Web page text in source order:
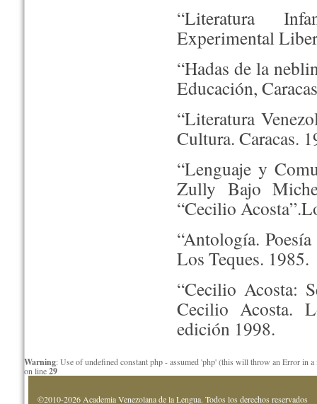
“Literatura
Experimental
“Hadas de la
Educación,
“Literatura
Cultura. Caracas.
“Lenguaje y
Zully Bajo
“Cecilio
“Antología.
Los Teques. 1985.
“Cecilio Acosta:
Cecilio Acosta.
edición 1998.
Warning: Use of undefined constant php - assumed 'php' (this will throw an Error in
on line29
©2010-2026 Academia Venezolana de la Lengua. Todos los derechos reservados